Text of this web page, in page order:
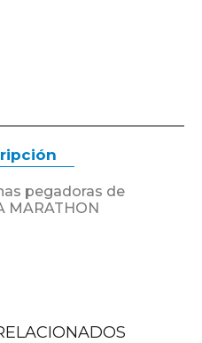
pegadoras de
MARATHON